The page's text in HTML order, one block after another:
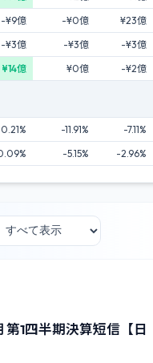
-¥9億 -¥0億
¥23億
-¥3億 -¥3億
-¥3億
¥14億 ¥0億 -¥2億
-11.91%
-7.11%
-5.15% -2.96%
1四半期決算短信【日